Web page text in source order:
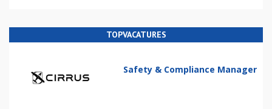
TOPVACATURES
Safety & Compliance Manager